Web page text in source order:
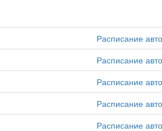
Расписание
Расписание
Расписание
Расписание
Расписание